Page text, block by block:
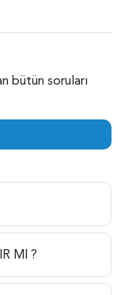
bütün soruları
MI ?